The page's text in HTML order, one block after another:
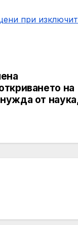
при
на
от